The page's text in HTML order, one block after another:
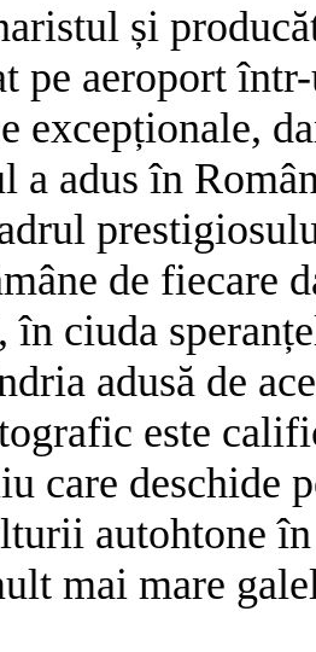
și
pe aeroport
excepționale,
a adus în
de fiecare
în ciuda
adusă de
este
care
autohtone
mai mare